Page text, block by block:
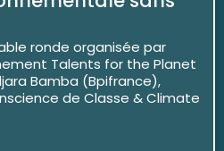
ronde organisée par
Talents for the Planet
Bamba (Bpifrance),
de Classe & Climate